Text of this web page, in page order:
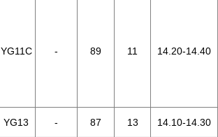
YG11C - 89 11 14.20-14.40
YG13
- 87 13 14.10-14.30